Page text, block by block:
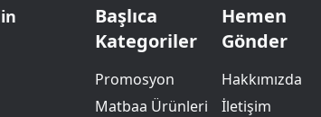
Başlıca
Kategoriler
Promosyon
Matbaa Ürünleri
Hemen
Gönder
Hakkımızda
İletişim